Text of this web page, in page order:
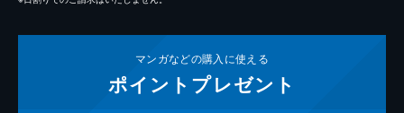
マンガなどの購入に使える
ポイント プレゼント